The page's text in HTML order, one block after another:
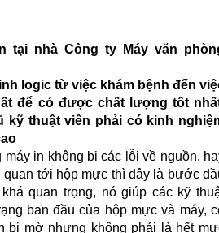
tại nhà Công ty Máy văn
logic từ việc khám bệnh đến
để có được chất lượng tốt
kỹ thuật viên phải có kinh
in không bị các lỗi về nguồn,
quan tới hộp mực thì đây là bước
quan trọng, nó giúp các kỹ
ban đầu của hộp mực và máy,
bị mờ nhưng không phải là hết